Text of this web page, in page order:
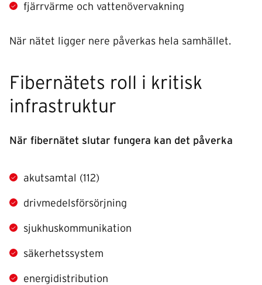
fjärrvärme och vattenövervakning
När nätet ligger nere påverkas hela samhället.
Fibernätets roll i kritisk
infrastruktur
När fibernätet slutar fungera kan det påverka
akutsamtal (112)
drivmedelsförsörjning
sjukhuskommunikation
säkerhetssystem
energidistribution